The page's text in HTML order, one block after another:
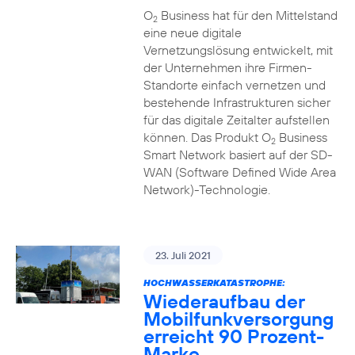
O2Business hat für den Mittelstand
eine neue digitale
Vernetzungslösung entwickelt, mit
der Unternehmen ihre Firmen-
Standorte einfach vernetzen und
bestehende Infrastrukturen sicher
für das digitale Zeitalter aufstellen
können. Das Produkt O2Business
Smart Network basiert auf der SD-
WAN (Software Defined Wide Area
Network)-Technologie.
23. Juli 2021
HOCHWASSERKATASTROPHE:
Wiederaufbau der
Mobilfunkversorgung
erreicht 90 Prozent-